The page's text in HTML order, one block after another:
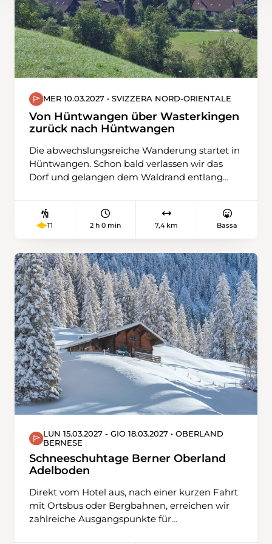
wandern.
MER 10.03.2027 • SVIZZERA NORD-ORIENTALE
Von Hüntwangen über Wasterkingen
zurück nach Hüntwangen
Die abwechslungsreiche Wanderung startet in
Hüntwangen. Schon bald verlassen wir das
Dorf und gelangen dem Waldrand entlang
ein schmuckes Dorf mit vielen schönen
Riegelhäusern. Nun führt uns der Weg an
hinauf zum Bergheim. Jetzt ist es nicht mehr
weit bis zur Landesgrenze, deren wir ein Stück
folgen werden. Durch Wald und teils schmale
Pfade geht es immer leicht bergab, vorbei an
der Forsthütte zum Langacker mit herrlicher
Aussicht übers Tal. Auf Feldwegen und
entlang von Rebbergen wandern wir hinunter
nach Hüntwangen ans Ziel der Wanderung.
T1 2 h 0 min 7,4 km Bassa
LUN 15.03.2027 - GIO 18.03.2027 • OBERLAND
BERNESE
Schneeschuhtage Berner Oberland
Adelboden
Direkt vom Hotel aus, nach einer kurzen Fahrt
mit Ortsbus oder Bergbahnen, erreichen wir
zahlreiche Ausgangspunkte für